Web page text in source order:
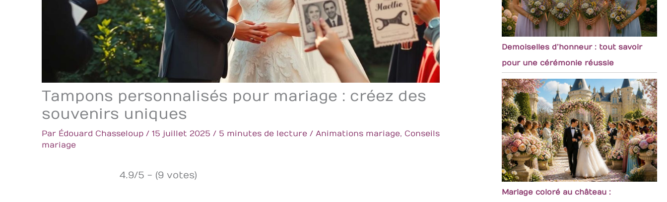
Tampons personnalisés pour mariage : créez des
souvenirs uniques
Par Édouard Chasseloup / 15 juillet 2025 / 5 minutes de lecture / Animations mariage, Conseils
mariage
4.9/5 - (9 votes)
Demoiselles d’honneur : tout savoir
pour une cérémonie réussie
Mariage coloré au château :